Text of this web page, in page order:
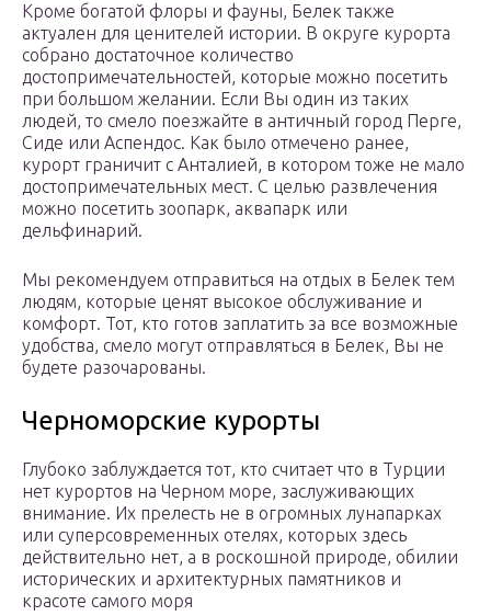
Кроме богатой флоры и фауны, Белек также
актуален для ценителей истории. В округе курорта
собрано достаточное количество
достопримечательностей, которые можно посетить
при большом желании. Если Вы один из таких
людей, то смело поезжайте в античный город Перге,
Сиде или Аспендос. Как было отмечено ранее,
курорт граничит с Анталией, в котором тоже не мало
достопримечательных мест. С целью развлечения
можно посетить зоопарк, аквапарк или
дельфинарий.
Мы рекомендуем отправиться на отдых в Белек тем
людям, которые ценят высокое обслуживание и
комфорт. Тот, кто готов заплатить за все возможные
удобства, смело могут отправляться в Белек, Вы не
будете разочарованы.
Черноморские курорты
Глубоко заблуждается тот, кто считает что в Турции
нет курортов на Черном море, заслуживающих
внимание. Их прелесть не в огромных лунапарках
или суперсовременных отелях, которых здесь
действительно нет, а в роскошной природе, обилии
исторических и архитектурных памятников и
красоте самого моря